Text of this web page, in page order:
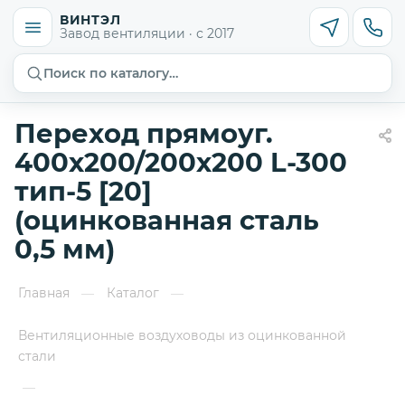
ВИНТЭЛ
Завод вентиляции · с 2017
Поиск по каталогу…
Переход прямоуг.
400х200/200х200 L-300
тип-5 [20]
(оцинкованная сталь
0,5 мм)
Главная — Каталог —
Вентиляционные воздуховоды из оцинкованной
стали
—